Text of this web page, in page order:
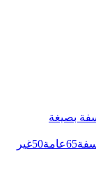
بصيغة
65عامة50غير